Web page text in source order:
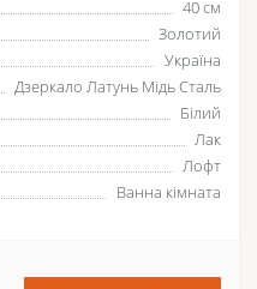
40 см
Золотий
Україна
Дзеркало Латунь Мідь Сталь
Білий
Лак
Лофт
Ванна кімната